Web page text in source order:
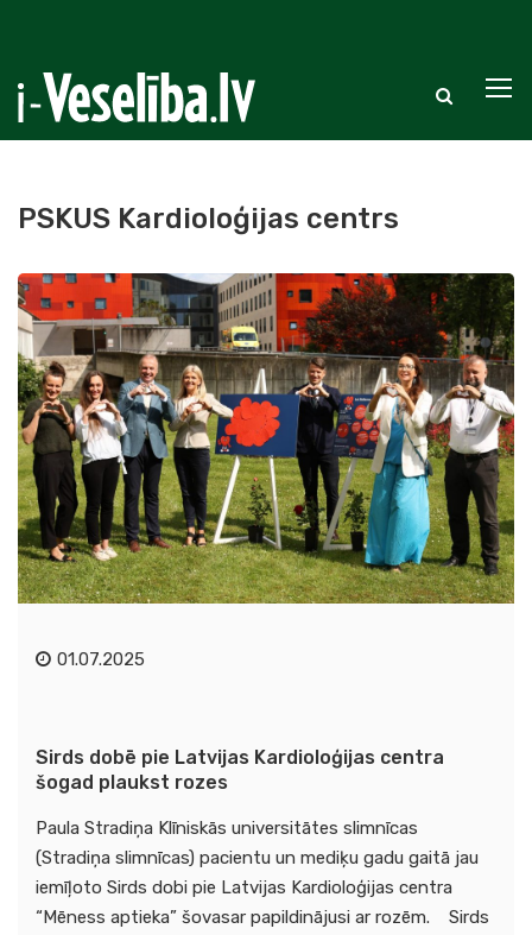
PSKUS Kardioloģijas centrs
01.07.2025
Sirds dobē pie Latvijas Kardioloģijas centra
šogad plaukst rozes
Paula Stradiņa Klīniskās universitātes slimnīcas
(Stradiņa slimnīcas) pacientu un mediķu gadu gaitā jau
iemīļoto Sirds dobi pie Latvijas Kardioloģijas centra
“Mēness aptieka” šovasar papildinājusi ar rozēm. Sirds